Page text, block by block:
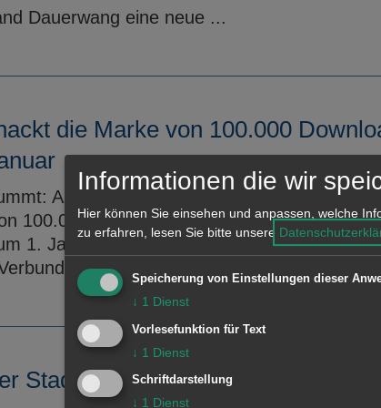
Dauerwang eine neue ...
die Marke von 100.000
Am vergangenen Mittwoch hat sie
100.000 Ausleihen in einem Kalenderjahr
1. Januar 2017 tritt die Gemeinde
für ...
Stadtbibliothek im Torhaus:
Informationen die wir
Hier können Sie einsehen und anpassen, welche
zu erfahren, lesen Sie bitte unsere
Speicherung von Einstellungen dieser
↓ 1 Dienst
Vorlesefunktion für Text
↓ 1 Dienst
Schriftdarstellung
↓ 1 Dienst